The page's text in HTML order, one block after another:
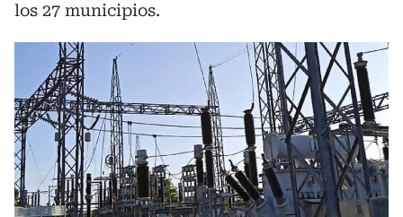
los 27 municipios.